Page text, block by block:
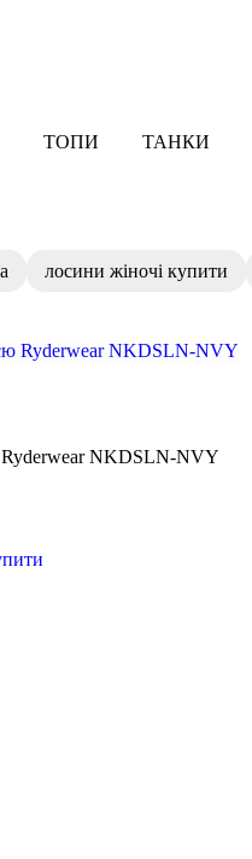
ТОПИ ТАНКИ
лосини жіночі купити
Ryderwear NKDSLN-NVY